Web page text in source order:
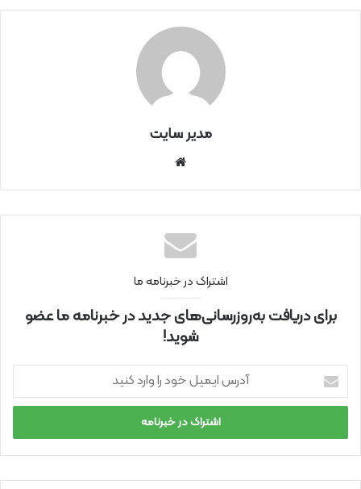
مدیر سایت
نتی
اشتراک در خبرنامه ما
برای دریافت به‌روزرسانی‌های جدید در خبرنامه ما عضو
شوید!
ر
ا
ی